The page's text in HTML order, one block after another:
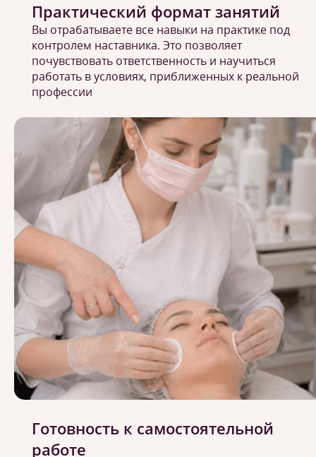
Практический формат занятий
Вы отрабатываете все навыки на практике под
контролем наставника. Это позволяет
почувствовать ответственность и научиться
работать в условиях, приближенных к реальной
профессии
Готовность к самостоятельной
работе